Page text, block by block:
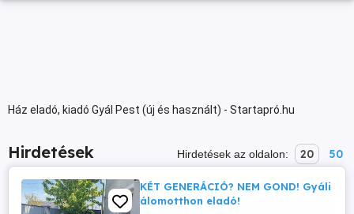
Ház eladó, kiadó Gyál Pest (új és használt) - Startapró.hu
Hirdetések Hirdetések az oldalon: 20 50
KÉT GENERÁCIÓ? NEM GOND! Gyáli
álomotthon eladó!